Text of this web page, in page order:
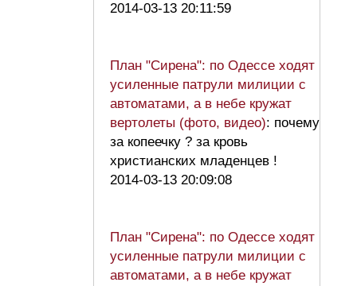
2014-03-13 20:11:59
План "Сирена": по Одессе ходят
усиленные патрули милиции с
автоматами, а в небе кружат
вертолеты (фото, видео): почему
за копеечку ? за кровь
христианских младенцев !
2014-03-13 20:09:08
План "Сирена": по Одессе ходят
усиленные патрули милиции с
автоматами, а в небе кружат